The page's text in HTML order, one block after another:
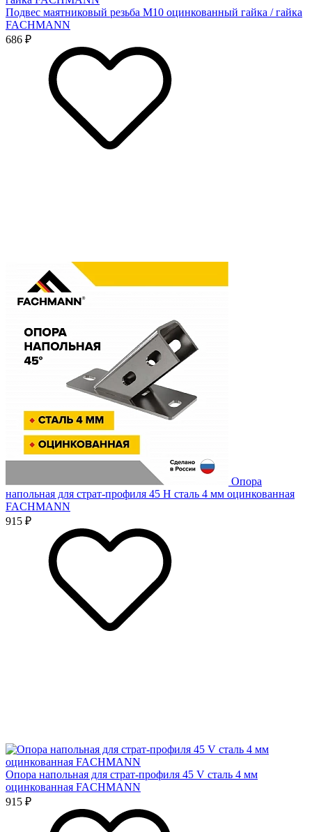
Подвес маятниковый резьба М10 оцинкованный гайка / гайка
FACHMANN
686 ₽
Опора
напольная для страт-профиля 45 H сталь 4 мм оцинкованная
FACHMANN
915 ₽
Опора напольная для страт-профиля 45 V сталь 4 мм
оцинкованная FACHMANN
915 ₽